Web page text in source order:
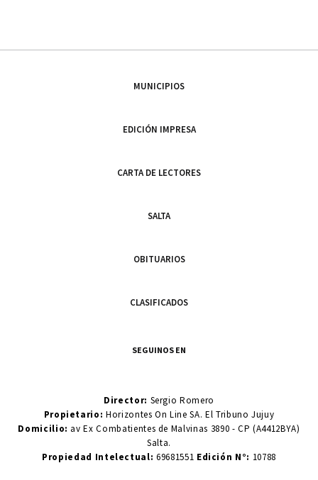
MUNICIPIOS
EDICIÓN IMPRESA
CARTA DE LECTORES
SALTA
OBITUARIOS
CLASIFICADOS
SEGUINOS EN
Director: Sergio Romero
Propietario:Horizontes On Line SA. El Tribuno Jujuy
Domicilio: av Ex Combatientes de Malvinas 3890 - CP (A4412BYA)
Salta.
Propiedad Intelectual: 69681551 Edición N°: 10788